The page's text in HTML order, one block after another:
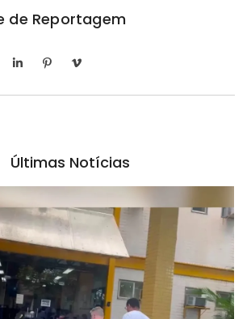
de Reportagem
Últimas Notícias